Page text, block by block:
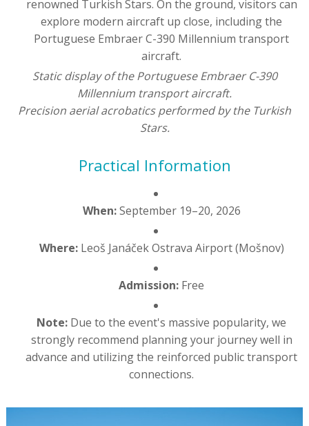
renowned Turkish Stars. On the ground, visitors can
explore modern aircraft up close, including the
Portuguese Embraer C-390 Millennium transport
aircraft.
Static display of the Portuguese Embraer C-390
Millennium transport aircraft.
Precision aerial acrobatics performed by the Turkish
Stars.
Practical Information
When:September 19–20, 2026
Where:Leoš Janáček Ostrava Airport (Mošnov)
Admission: Free
Note: Due to the event's massive popularity, we
strongly recommend planning your journey well in
advance and utilizing the reinforced public transport
connections.